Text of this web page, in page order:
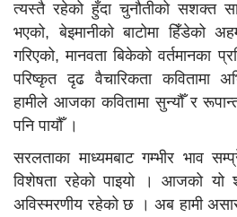
त्यस्तै रहेको हुँदा चुनौतीको सशक्त
भएको, बेइमानीको बाटोमा हिँडेको
गरिएको, मानवता बिकेको वर्तमानका
परिष्कृत दृढ वैचारिकता कवितामा
हामीले आजका कवितामा सुन्यौँ र
पनि पायौँ ।
सरलताका माध्यमबाट गम्भीर भाव
विशेषता रहेको पाइयो । आजको यो
अविस्मरणीय रहेको छ । अब हामी